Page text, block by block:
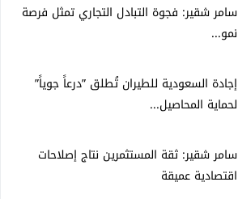
سامر شقير: فجوة التبادل التجاري تمثل فرصة
نمو...
إجادة السعودية للطيران تُطلق ”درعاً جوياً”
لحماية المحاصيل...
سامر شقير: ثقة المستثمرين نتاج إصلاحات
اقتصادية عميقة